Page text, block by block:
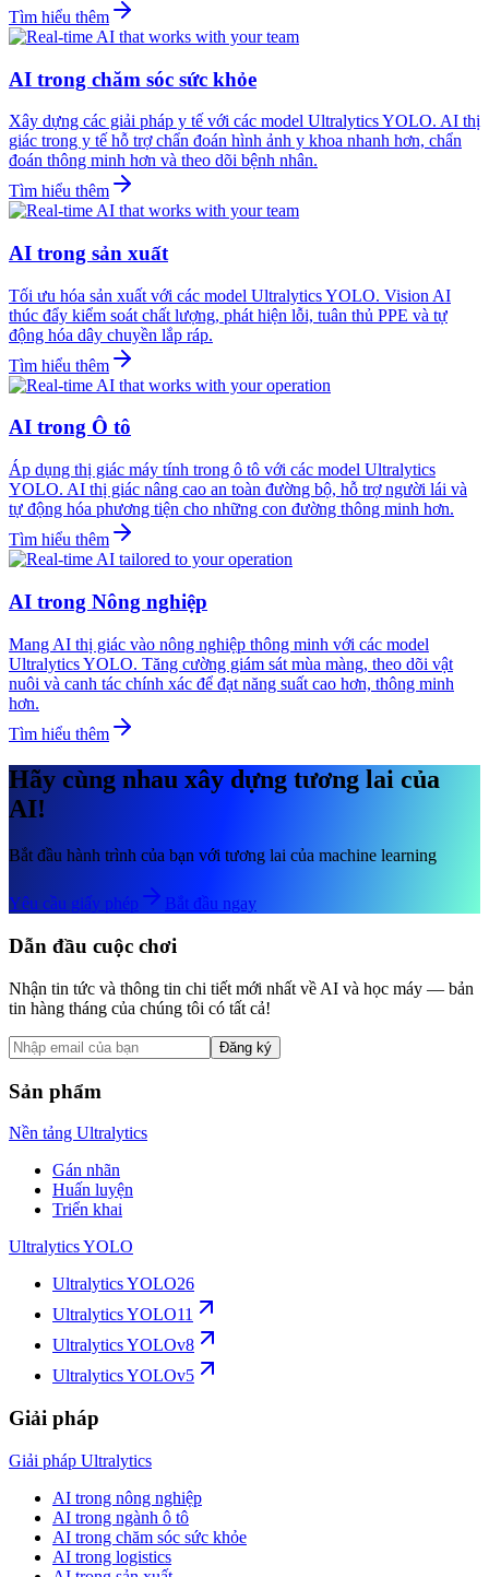
Tìm hiểu thêm
AI trong chăm sóc sức khỏe
Xây dựng các giải pháp y tế với các model Ultralytics YOLO. AI thị
giác trong y tế hỗ trợ chẩn đoán hình ảnh y khoa nhanh hơn, chẩn
đoán thông minh hơn và theo dõi bệnh nhân.
Tìm hiểu thêm
AI trong sản xuất
Tối ưu hóa sản xuất với các model Ultralytics YOLO. Vision AI
thúc đẩy kiểm soát chất lượng, phát hiện lỗi, tuân thủ PPE và tự
động hóa dây chuyền lắp ráp.
Tìm hiểu thêm
AI trong Ô tô
Áp dụng thị giác máy tính trong ô tô với các model Ultralytics
YOLO. AI thị giác nâng cao an toàn đường bộ, hỗ trợ người lái và
tự động hóa phương tiện cho những con đường thông minh hơn.
Tìm hiểu thêm
AI trong Nông nghiệp
Mang AI thị giác vào nông nghiệp thông minh với các model
Ultralytics YOLO. Tăng cường giám sát mùa màng, theo dõi vật
nuôi và canh tác chính xác để đạt năng suất cao hơn, thông minh
hơn.
Tìm hiểu thêm
Hãy cùng nhau xây dựng tương lai của
AI!
Bắt đầu hành trình của bạn với tương lai của machine learning
Yêu cầu giấy phép Bắt đầu ngay
Dẫn đầu cuộc chơi
Nhận tin tức và thông tin chi tiết mới nhất về AI và học máy — bản
tin hàng tháng của chúng tôi có tất cả!
Đăng ký
Sản phẩm
Nền tảng Ultralytics
Gán nhãn
Huấn luyện
Triển khai
Ultralytics YOLO
Ultralytics YOLO26
Ultralytics YOLO11
Ultralytics YOLOv8
Ultralytics YOLOv5
Giải pháp
Giải pháp Ultralytics
AI trong nông nghiệp
AI trong ngành ô tô
AI trong chăm sóc sức khỏe
AI trong logistics